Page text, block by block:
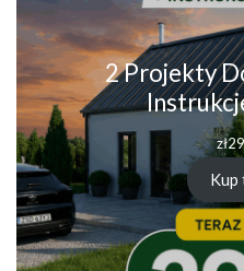
2 Projekty
zł
Kup